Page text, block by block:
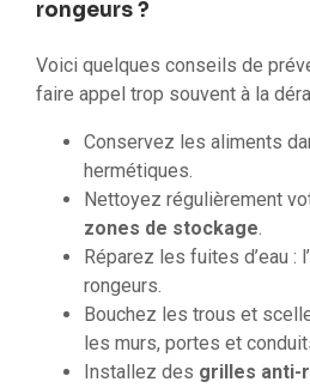
rongeurs ?
Voici quelques conseils de
faire appel trop souvent à la
Conservez les aliments
hermétiques.
Nettoyez régulièrement
zones de stockage.
Réparez les fuites d’eau :
rongeurs.
Bouchez les trous et
les murs, portes et
Installez des grilles anti-